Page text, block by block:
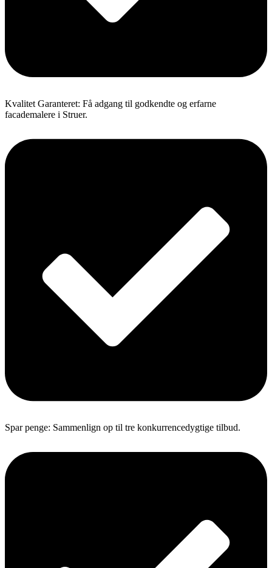
Kvalitet Garanteret: Få adgang til godkendte og erfarne
facademalere i Struer.
Spar penge: Sammenlign op til tre konkurrencedygtige tilbud.